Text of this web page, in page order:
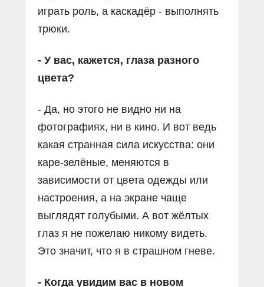
играть роль, а каскадёр - выполнять
трюки.
- У вас, кажется, глаза разного
цвета?
- Да, но этого не видно ни на
фотографиях, ни в кино. И вот ведь
какая странная сила искусства: они
каре-зелёные, меняются в
зависимости от цвета одежды или
настроения, а на экране чаще
выглядят голубыми. А вот жёлтых
глаз я не пожелаю никому видеть.
Это значит, что я в страшном гневе.
- Когда увидим вас в новом